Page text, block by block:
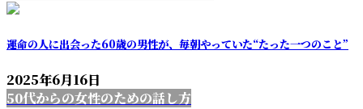
運命の人に出会った60歳の男性が、毎朝やっていた“たった一つのこと”
2025年6月16日
50代からの女性のための話し方